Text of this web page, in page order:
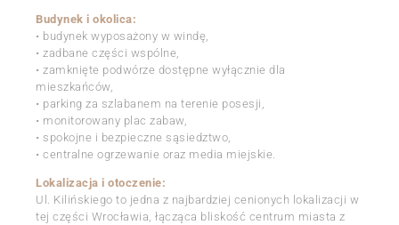
Budynek i okolica:
• budynek wyposażony w windę,
• zadbane części wspólne,
• zamknięte podwórze dostępne wyłącznie dla
mieszkańców,
• parking za szlabanem na terenie posesji,
• monitorowany plac zabaw,
• spokojne i bezpieczne sąsiedztwo,
• centralne ogrzewanie oraz media miejskie.
Lokalizacja i otoczenie:
Ul. Kilińskiego to jedna z najbardziej cenionych lokalizacji w
tej części Wrocławia, łącząca bliskość centrum miasta z